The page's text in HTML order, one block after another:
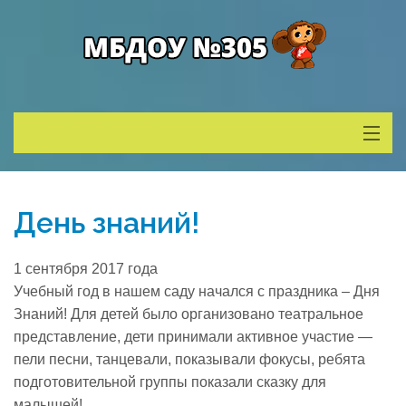
Деятельность
Родителям
Учитель года
Противодействие коррупции
День знаний!
1 сентября 2017 года
Учебный год в нашем саду начался с праздника – Дня
Знаний! Для детей было организовано театральное
представление, дети принимали активное участие —
пели песни, танцевали, показывали фокусы, ребята
подготовительной группы показали сказку для